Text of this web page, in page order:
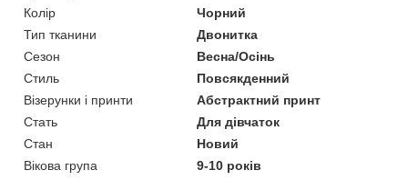
Колір
Чорний
Тип тканини
Двонитка
Сезон
Весна/Осінь
Стиль
Повсякденний
Візерунки і принти
Абстрактний принт
Стать
Для дівчаток
Стан
Новий
Вікова група
9-10 років